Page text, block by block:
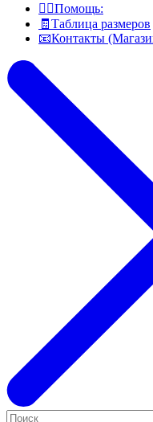
👍🏻Помощь:
🧾Таблица размеров
📧Контакты